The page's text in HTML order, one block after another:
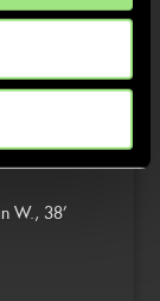
W., 38’